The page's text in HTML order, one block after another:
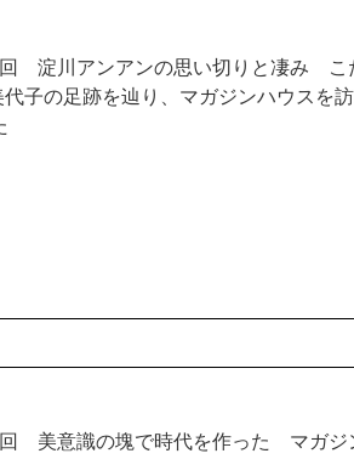
淀川アンアンの思い切りと凄み こ
子の足跡を辿り、マガジンハウスを訪
美意識の塊で時代を作った マガジ